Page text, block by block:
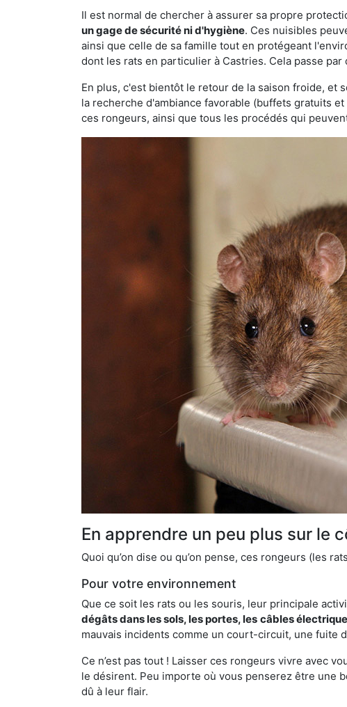
Il est normal de chercher à assurer sa propre
un gage de sécurité ni d'hygiène. Ces nuisibles
ainsi que celle de sa famille tout en protégeant
dont les rats en particulier à Castries. Cela passe
En plus, c'est bientôt le retour de la saison froide, et
la recherche d'ambiance favorable (buffets gratuits
ces rongeurs, ainsi que tous les procédés qui
En apprendre un peu plus sur le
Quoi qu’on dise ou qu’on pense, ces rongeurs (les
Pour votre environnement
Que ce soit les rats ou les souris, leur principale
dégâts dans les sols, les portes, les câbles
mauvais incidents comme un court-circuit, une fuite
Ce n’est pas tout ! Laisser ces rongeurs vivre avec
le désirent. Peu importe où vous penserez être une
dû à leur flair.